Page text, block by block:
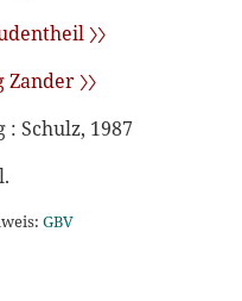
〉〉
〉〉
Schulz, 1987
GBV